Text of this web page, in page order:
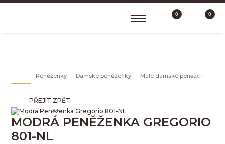
0 0
MALÉ DÁMSKÉ PENĚŽENKY
Peněženky Dámské peněženky Malé dámské peněženky
PŘEJÍT ZPĚT
MODRÁ PENĚŽENKA GREGORIO
801-NL